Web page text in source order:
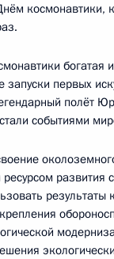
космонавтики,
богатая
первых
полёт
событиями
развития
результаты